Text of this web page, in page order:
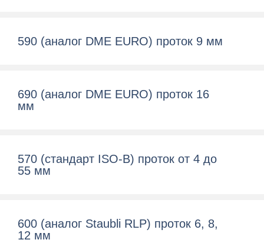
590 (аналог DME EURO) проток 9 мм
690 (аналог DME EURO) проток 16
мм
570 (cтандарт ISO-B) проток от 4 до
55 мм
600 (aналог Staubli RLP) проток 6, 8,
12 мм